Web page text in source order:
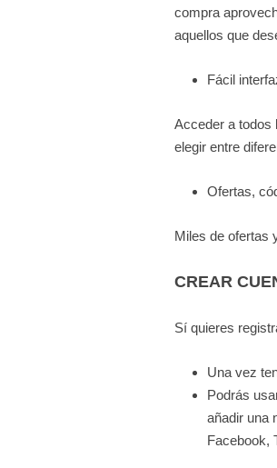
compra
aquellos que
Fácil
Acceder a todos
elegir entre
Ofertas,
Miles de ofertas
CREAR
Sí quieres
Una vez
Podrás
añadir una
Facebook,